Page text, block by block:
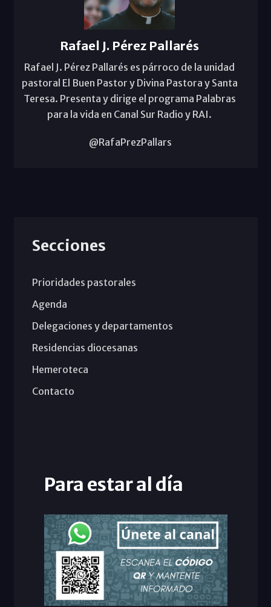
Rafael J. Pérez Pallarés
Rafael J. Pérez Pallarés es párroco de la unidad
pastoral El Buen Pastor y Divina Pastora y Santa
Teresa. Presenta y dirige el programa Palabras
para la vida en Canal Sur Radio y RAI.
@RafaPrezPallars
Secciones
Prioridades pastorales
Agenda
Delegaciones y departamentos
Residencias diocesanas
Hemeroteca
Contacto
Para estar al día